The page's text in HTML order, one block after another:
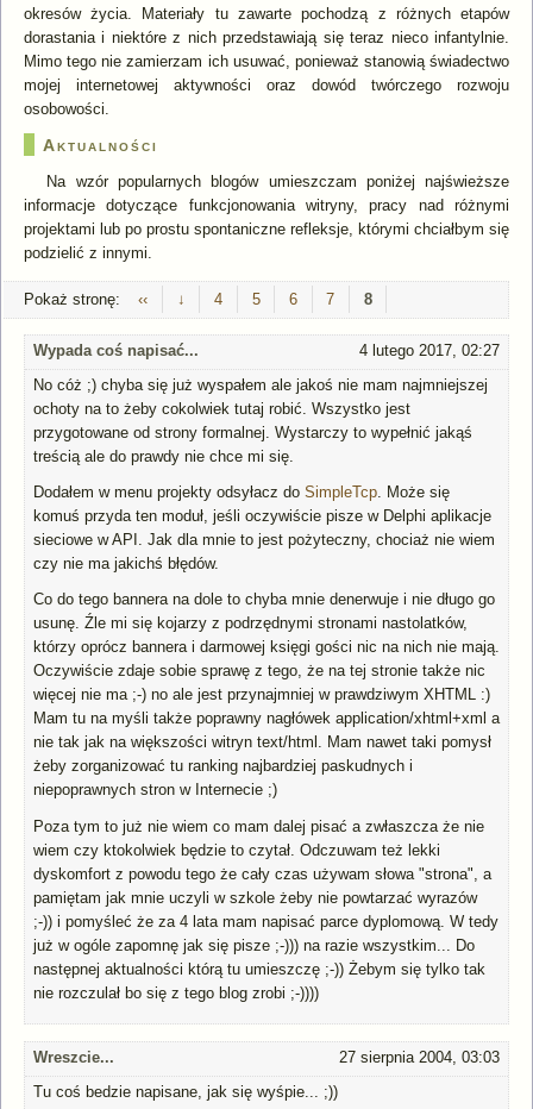
okresów życia. Materiały tu zawarte pochodzą z różnych etapów
dorastania i niektóre z nich przedstawiają się teraz nieco infantylnie.
Mimo tego nie zamierzam ich usuwać, ponieważ stanowią świadectwo
mojej internetowej aktywności oraz dowód twórczego rozwoju
osobowości.
Aktualności
Na wzór popularnych blogów umieszczam poniżej najświeższe
informacje dotyczące funkcjonowania witryny, pracy nad różnymi
projektami lub po prostu spontaniczne refleksje, którymi chciałbym się
podzielić z innymi.
Pokaż stronę: ‹‹ ↓ 4 5 6 7 8
Wypada coś napisać...
4 lutego 2017, 02:27
No cóż ;) chyba się już wyspałem ale jakoś nie mam najmniejszej
ochoty na to żeby cokolwiek tutaj robić. Wszystko jest
przygotowane od strony formalnej. Wystarczy to wypełnić jakąś
treścią ale do prawdy nie chce mi się.
Dodałem w menu projekty odsyłacz do SimpleTcp. Może się
komuś przyda ten moduł, jeśli oczywiście pisze w Delphi aplikacje
sieciowe w API. Jak dla mnie to jest pożyteczny, chociaż nie wiem
czy nie ma jakichś błędów.
Co do tego bannera na dole to chyba mnie denerwuje i nie długo go
usunę. Źle mi się kojarzy z podrzędnymi stronami nastolatków,
którzy oprócz bannera i darmowej księgi gości nic na nich nie mają.
Oczywiście zdaje sobie sprawę z tego, że na tej stronie także nic
więcej nie ma ;-) no ale jest przynajmniej w prawdziwym XHTML :)
Mam tu na myśli także poprawny nagłówek application/xhtml+xml a
nie tak jak na większości witryn text/html. Mam nawet taki pomysł
żeby zorganizować tu ranking najbardziej paskudnych i
niepoprawnych stron w Internecie ;)
Poza tym to już nie wiem co mam dalej pisać a zwłaszcza że nie
wiem czy ktokolwiek będzie to czytał. Odczuwam też lekki
dyskomfort z powodu tego że cały czas używam słowa "strona", a
pamiętam jak mnie uczyli w szkole żeby nie powtarzać wyrazów
;-)) i pomyśleć że za 4 lata mam napisać parce dyplomową. W tedy
już w ogóle zapomnę jak się pisze ;-))) na razie wszystkim... Do
następnej aktualności którą tu umieszczę ;-)) Żebym się tylko tak
nie rozczulał bo się z tego blog zrobi ;-))))
Wreszcie...
27 sierpnia 2004, 03:03
Tu coś bedzie napisane, jak się wyśpie... ;))